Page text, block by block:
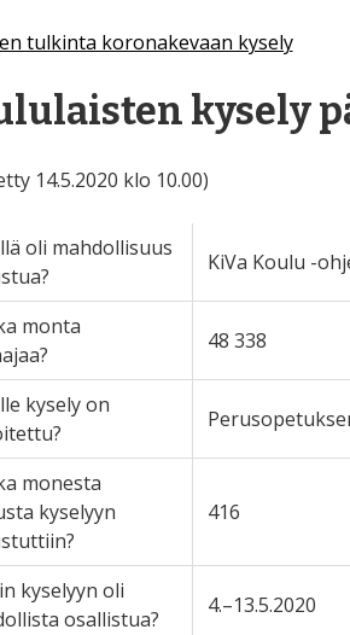
tulkinta koronakevaan kysely
kysely
14.5.2020 klo 10.00)
oli mahdollisuus
KiVa Koulu -
monta
48 338
kysely on
monesta
kyselyyn
416
kyselyyn oli
osallistua?
4.–13.5.2020